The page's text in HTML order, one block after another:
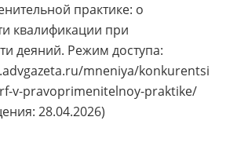
практике: о
квалификации при
деяний. Режим доступа:
mneniya/konkurentsi
v-pravoprimenitelnoy-praktike/
28.04.2026)